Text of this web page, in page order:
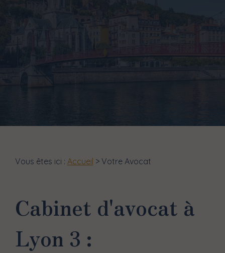
Vous êtes ici : Accueil > Votre Avocat
Cabinet d'avocat à
Lyon 3 :